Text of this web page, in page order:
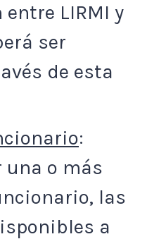
LIRMI y
ser
de esta
:
una o más
las
a